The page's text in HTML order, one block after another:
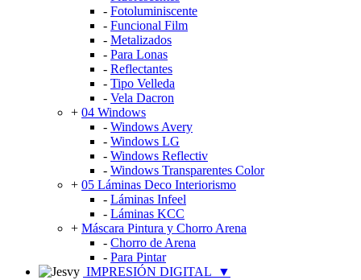
- Fotoluminiscente
- Funcional Film
- Metalizados
- Para Lonas
- Reflectantes
- Tipo Velleda
- Vela Dacron
+ 04 Windows
- Windows Avery
- Windows LG
- Windows Reflectiv
- Windows Transparentes Color
+ 05 Láminas Deco Interiorismo
- Láminas Infeel
- Láminas KCC
+ Máscara Pintura y Chorro Arena
- Chorro de Arena
- Para Pintar
IMPRESIÓN DIGITAL
▼